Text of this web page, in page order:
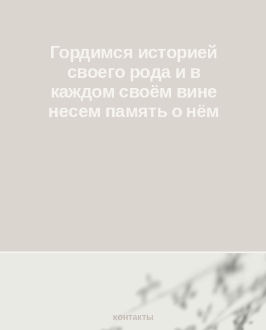
Гордимся историей
своего рода и в
каждом своём вине
несем память о нём
контакты